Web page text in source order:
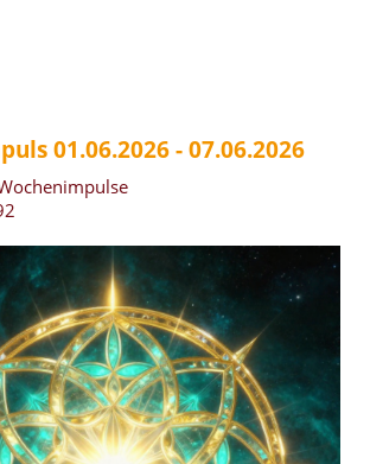
01.06.2026 - 07.06.2026